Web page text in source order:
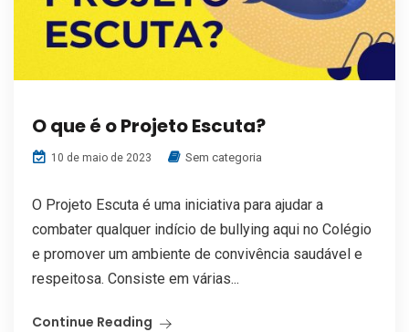
O que é o Projeto Escuta?
10 de maio de 2023 Sem categoria
O Projeto Escuta é uma iniciativa para ajudar a
combater qualquer indício de bullying aqui no Colégio
e promover um ambiente de convivência saudável e
respeitosa. Consiste em várias...
Continue Reading